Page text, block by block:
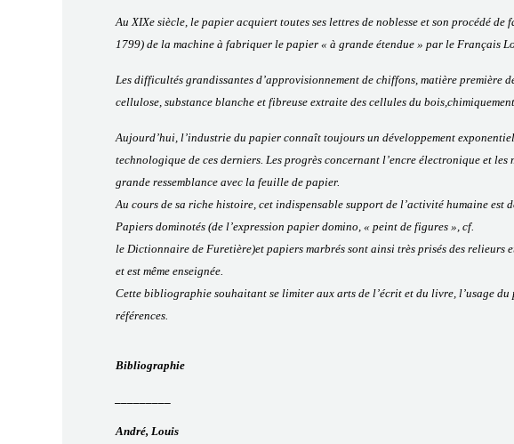
Au XIXe siècle, le papier acquiert toutes ses lettres de noblesse et son procédé
1799) de la machine à fabriquer le papier « à grande étendue » par le
Les difficultés grandissantes d’approvisionnement de chiffons, matière
cellulose, substance blanche et fibreuse extraite des cellules du
Aujourd’hui, l’industrie du papier connaît toujours un développement
technologique de ces derniers. Les progrès concernant l’encre électronique et
grande ressemblance avec la feuille de papier.
Au cours de sa riche histoire, cet indispensable support de l’activité humaine est
Papiers dominotés (de l’expression papier domino, « peint de figures », cf.
le Dictionnaire de Furetière)et papiers marbrés sont ainsi très prisés des
et est même enseignée.
Cette bibliographie souhaitant se limiter aux arts de l’écrit et du livre, l’usage
références.
Bibliographie
André, Louis